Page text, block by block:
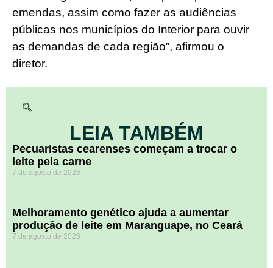
emendas, assim como fazer as audiências
públicas nos municípios do Interior para ouvir
as demandas de cada região”, afirmou o
diretor.
LEIA TAMBÉM
Pecuaristas cearenses começam a trocar o
leite pela carne
7 de agosto de 2026
Melhoramento genético ajuda a aumentar
produção de leite em Maranguape, no Ceará
7 de agosto de 2026